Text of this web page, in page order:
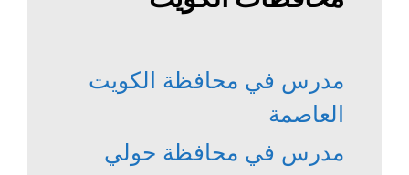
مدرس في محافظة الكويت
العاصمة
مدرس في محافظة حولي